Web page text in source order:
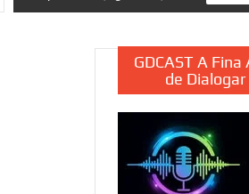
GDCAST A Fina
de Dialogar